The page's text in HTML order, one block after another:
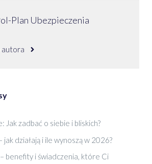
Plan Ubezpieczenia
autora
Jak zadbać o siebie i bliskich?
jak działają i ile wynoszą w 2026?
benefity i świadczenia, które Ci